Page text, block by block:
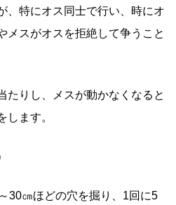
、特にオス同士で行い、時にオ
メスがオスを拒絶して争うこと
たりし、メスが動かなくなると
します。
30㎝ほどの穴を掘り、1回に5